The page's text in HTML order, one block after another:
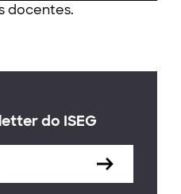
docentes.
do ISEG